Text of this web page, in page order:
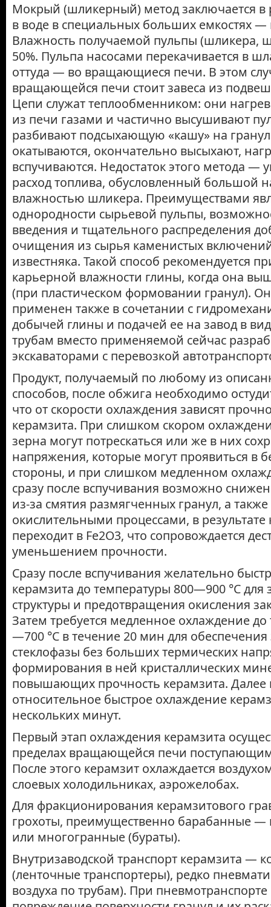
Мокрый (шликерный) метод заключается в
в воде в специальных больших емкостях —
Влажность получаемой пульпы (шлике­ра,
50%. Пульпа насосами перекачивается в
оттуда — во вращающиеся печи. В этом
вращающейся печи стоит завеса из
Цепи служат теплообменником: они
из печи газами и частично высушивают
разбивают подсыхающую «кашу» на
окатываются, окончательно высыхают,
вспучиваются. Недостаток этого метода —
расход топлива, обусловленный большой
влажностью шликера. Преимуществами
однородности сырьевой пульпы,
введения и тщательного распределения
очищения из сырья каменистых
известняка. Такой способ рекомендуется
карьерной влажности глины, когда она
(при пластическом формовании гранул).
применен также в сочетании с
добычей глины и подачей ее на завод в
трубам вместо применяемой сейчас
экскаваторами с перевозкой
Продукт, получаемый по любому из
способов, после обжига необходимо
что от скорости охлаждения зависят
керамзита. При слишком скором
зерна могут потрескаться или же в них
напряжения, которые могут проявиться в
стороны, и при слишком мед­ленном
сразу после вспучивания возможно
из-за смятия размягченных гранул, а также
окислительными процессами, в результате
переходит в Fe2O3, что сопро­вождается
уменьшением прочности.
Сразу после вспучивания желательно
керамзита до температуры 800—900 °С для
структуры и предотвращения окисления
Затем требуется медленное охлаждение
—700 °С в течение 20 мин для обеспечения
стеклофазы без больших термических
формирования в ней кристаллических
повышающих прочность керамзита.
относительное быстрое охлаждение
нескольких минут.
Первый этап охлаждения керамзита
пределах вращающейся печи
После этого керамзит охлаждается
слоевых холодильниках, аэрожелобах.
Для фракционирования керамзитового
грохоты, преимущественно барабанные —
или многогранные (бураты).
Внутризаводской транспорт керамзита —
(ленточные транспортеры), редко
воздуха по трубам). При